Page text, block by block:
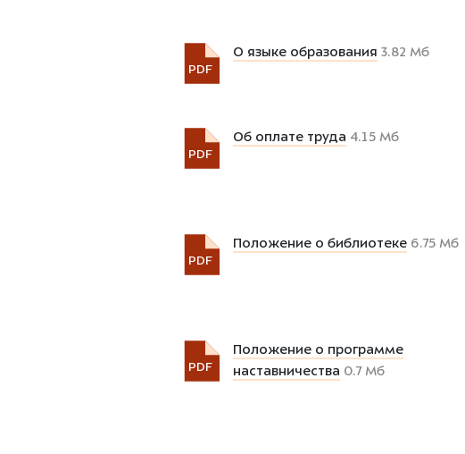
PDF
О языке образования 3.82 Мб
PDF
Об оплате труда 4.15 Мб
PDF
Положение о библиотеке6.75 Мб
PDF
Положение о программе
наставничества 0.7 Мб